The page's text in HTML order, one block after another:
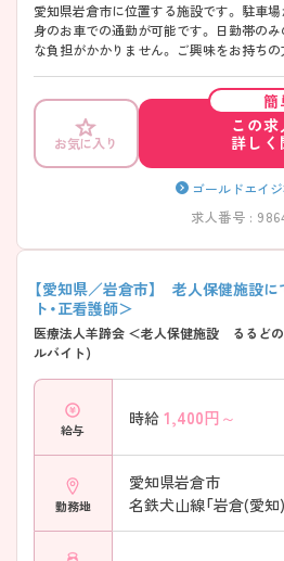
愛知県岩倉市に位置する施設です。 駐車場が完備されているので、ご自
身のお車での通勤が可能です。 日勤帯のみの就業となりますので、過度
な負担がかかりません。 ご興味をお持ちの方には詳細の情報や面接のポ
お気に入り
簡
この求
詳しく
ゴールドエイ
求人番号 :
【愛知県／岩倉市】 老人保健施設
ト・正看護師＞
医療法人羊蹄会 ＜老人保健施設 るるどの
ルバイト)
給与
時給 1,400円～
勤務地
愛知県岩倉市
名鉄犬山線「岩倉(愛知